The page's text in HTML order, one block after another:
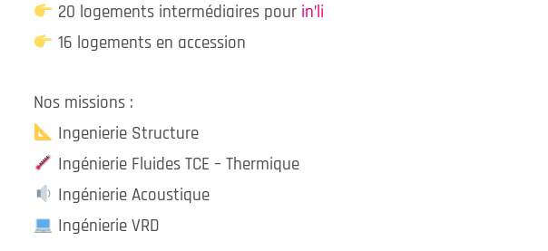
20 logements intermédiaires pour in’li
16 logements en accession
Nos missions :
Ingenierie Structure
Ingénierie Fluides TCE – Thermique
Ingénierie Acoustique
Ingénierie VRD